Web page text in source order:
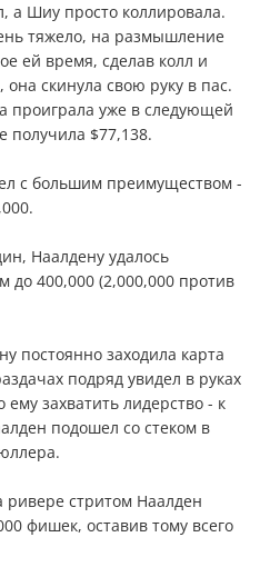
а Шиу просто коллировала.
тяжело, на размышление
ей время, сделав колл и
, она скинула свою руку в пас.
проиграла уже в следующей
получила $77,138.
с большим преимуществом -
Наалдену удалось
до 400,000 (2,000,000 против
постоянно заходила карта
подряд увидел в руках
захватить лидерство - к
подошел со стеком в
стритом Наалден
фишек, оставив тому всего